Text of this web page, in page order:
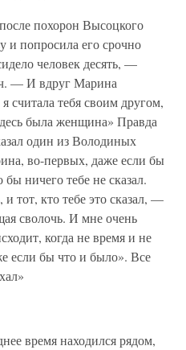
похорон Высоцкого
и попросила его срочно
человек десять, —
— И вдруг Марина
считала тебя своим другом,
была женщина» Правда
один из Володиных
во-первых, даже если бы
ничего тебе не сказал.
тот, кто тебе это сказал, —
сволочь. И мне очень
когда не время и не
если бы что и было». Все
время находился рядом,